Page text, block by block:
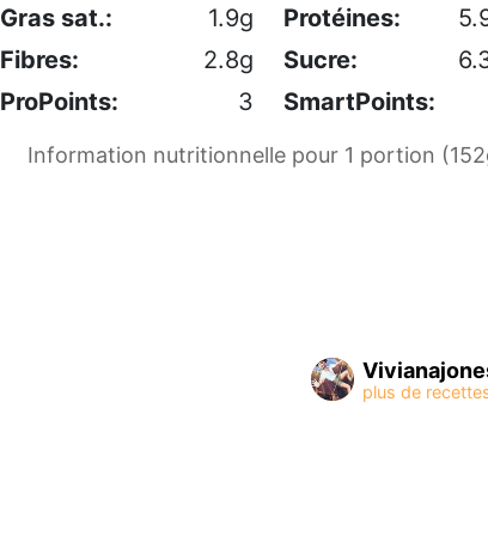
Gras sat.:
1.9g Protéines:
Fibres:
2.8g Sucre:
ProPoints:
3 SmartPoints:
Information nutritionnelle pour 1 portion